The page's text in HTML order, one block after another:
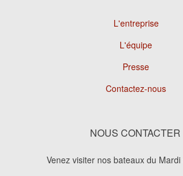
L'entreprise
L'équipe
Presse
Contactez-nous
NOUS CONTACTER
Venez visiter nos bateaux du